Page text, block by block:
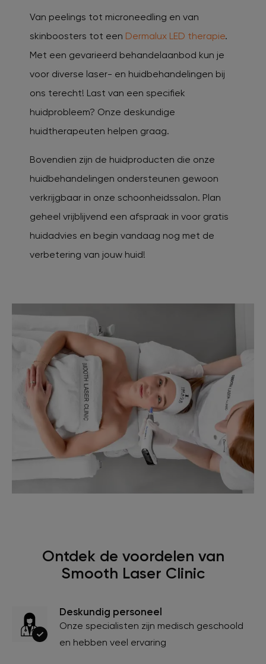
Van peelings tot microneedling en van
skinboosters tot een Dermalux LED therapie.
Met een gevarieerd behandelaanbod kun je
voor diverse laser- en huidbehandelingen bij
ons terecht! Last van een specifiek
huidprobleem? Onze deskundige
huidtherapeuten helpen graag.
Bovendien zijn de huidproducten die onze
huidbehandelingen ondersteunen gewoon
verkrijgbaar in onze schoonheidssalon. Plan
geheel vrijblijvend een afspraak in voor gratis
huidadvies en begin vandaag nog met de
verbetering van jouw huid!
Ontdek de voordelen van
Smooth Laser Clinic
Deskundig personeel
Onze specialisten zijn medisch geschoold
en hebben veel ervaring